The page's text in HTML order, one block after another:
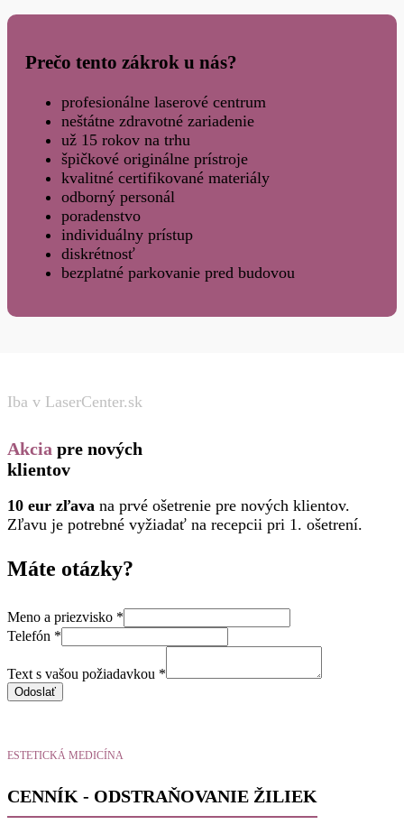
Prečo tento zákrok u nás?
profesionálne laserové centrum
neštátne zdravotné zariadenie
už 15 rokov na trhu
špičkové originálne prístroje
kvalitné certifikované materiály
odborný personál
poradenstvo
individuálny prístup
diskrétnosť
bezplatné parkovanie pred budovou
Iba v LaserCenter.sk
Akcia pre nových
klientov
10 eur zľava na prvé ošetrenie pre nových klientov.
Zľavu je potrebné vyžiadať na recepcii pri 1. ošetrení.
Máte otázky?
Meno a priezvisko *
Telefón *
vašou
požiadavkou
Text s vašou požiadavkou *
Odoslať
ESTETICKÁ MEDICÍNA
CENNÍK - ODSTRAŇOVANIE ŽILIEK